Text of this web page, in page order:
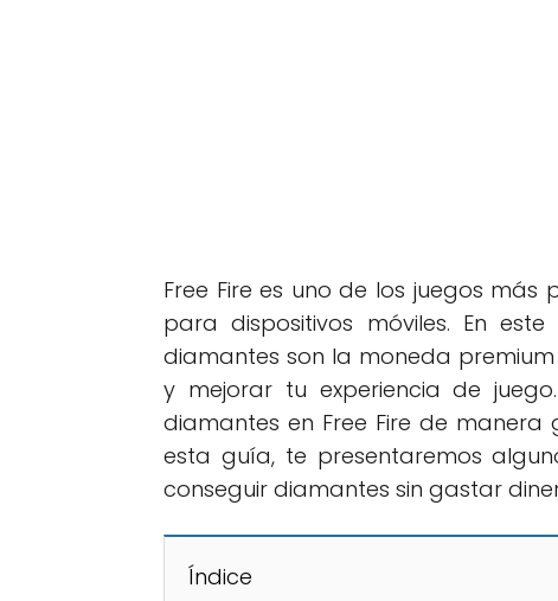
Free Fire es uno de los juegos
para dispositivos móviles. En
diamantes son la moneda
y mejorar tu experiencia de
diamantes en Free Fire de
esta guía, te presentaremos
conseguir diamantes sin gastar
Índice